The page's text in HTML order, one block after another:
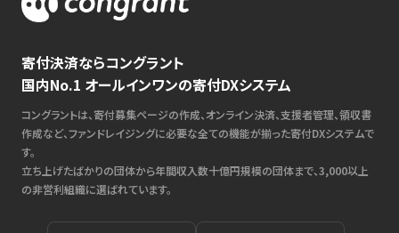
寄付決済ならコングラント
国内No.1 オールインワンの寄付DXシステム
コングラントは、寄付募集ページの作成、オンライン決済、支援者管理、領収書
作成など、ファンドレイジングに必要な全ての機能が揃った寄付DXシステムで
す。
立ち上げたばかりの団体から年間収入数十億円規模の団体まで、3,000以上
の非営利組織に選ばれています。